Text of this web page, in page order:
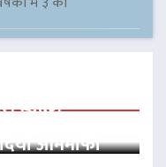
आममाफी,
स्वदेश…
आममाफी